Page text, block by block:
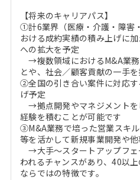
【将来のキャリアパス】
①計6業界（医療・介護・障害
おける成約実績の積み上げに
への拡大を予定
→複数領域におけるM&A業
とや、社会／顧客貢献の一手
②全国の引き合い案件に対応
げ予定
→拠点開発やマネジメントを
経験を積むことが可能です
③M&A業務で培った営業スキ
等を活かして新規事業開発や
→大手～スタートアップフェ
われるチャンスがあり、40以
ならではの特徴です。